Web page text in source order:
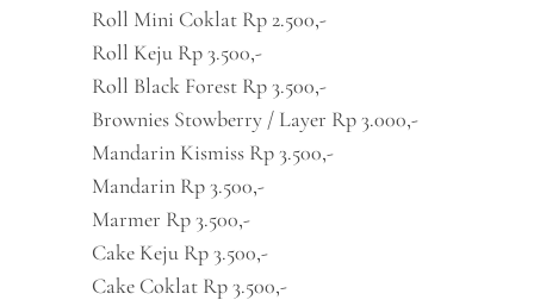
Roll Mini Coklat Rp 2.500,-
Roll Keju Rp 3.500,-
Roll Black Forest Rp 3.500,-
Brownies Stowberry / Layer Rp 3.000,-
Mandarin Kismiss Rp 3.500,-
Mandarin Rp 3.500,-
Marmer Rp 3.500,-
Cake Keju Rp 3.500,-
Cake Coklat Rp 3.500,-